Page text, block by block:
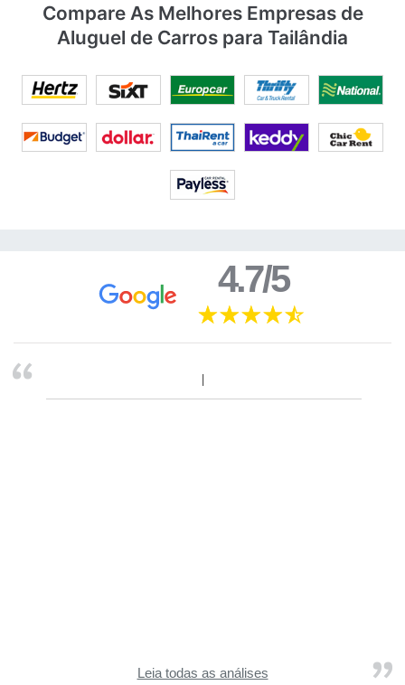
Compare As Melhores Empresas de
Aluguel de Carros para Tailândia
4.7/5
Leia todas as análises